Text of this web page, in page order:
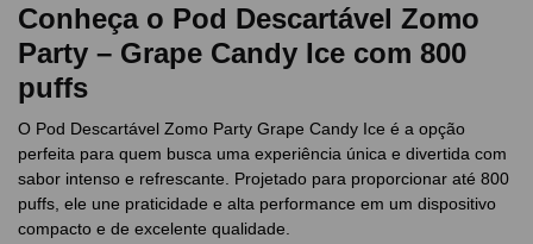
Conheça o Pod Descartável Zomo
Party – Grape Candy Ice com 800
puffs
O Pod Descartável Zomo Party Grape Candy Ice é a opção
perfeita para quem busca uma experiência única e divertida com
sabor intenso e refrescante. Projetado para proporcionar até 800
puffs, ele une praticidade e alta performance em um dispositivo
compacto e de excelente qualidade.